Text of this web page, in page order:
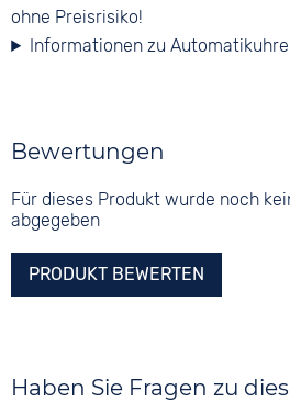
ohne Preisrisiko!
Informationen zu
Bewertungen
Für dieses Produkt wurde noch
abgegeben
PRODUKT BEWERTEN
Haben Sie Fragen zu